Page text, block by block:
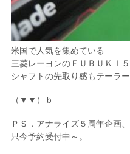
米国で人気を集めている
三菱レーヨンのＦＵＢＵＫＩ５
シャフトの先取り感もテーラ
（▼▼）ｂ
ＰＳ．アナライズ５周年企画
只今予約受付中～。